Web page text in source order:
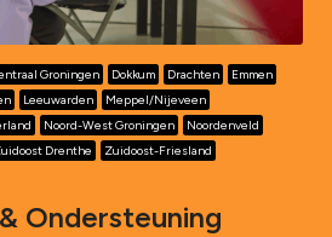
Groningen Dokkum Drachten
Emmen
Leeuwarden
Meppel/Nijeveen
Noord-West Groningen
Noordenveld
Drenthe
Zuidoost-Friesland
Ondersteuning